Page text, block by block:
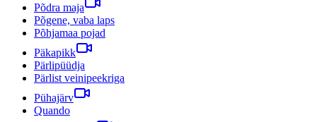
Põdra maja
Põgene, vaba laps
Põhjamaa pojad
Päkapikk
Pärlipüüdja
Pärlist veinipeekriga
Pühajärv
Quando